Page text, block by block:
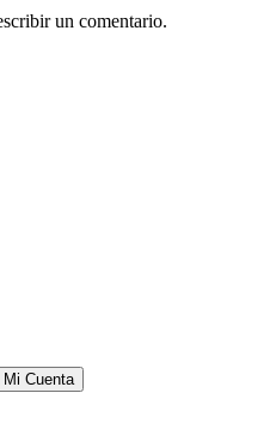
un comentario.
Mi Cuenta